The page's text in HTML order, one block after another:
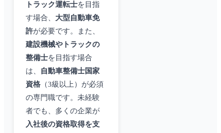
トラック運転士を目指
す場合、 大型自動車免
許が必要です。また、
建設機械やトラックの
整備士を目指す場合
は、
自動車整備士国家
資格 （3級以上）が必須
の専門職です。未経験
者でも、多くの企業が
入社後の資格取得を支